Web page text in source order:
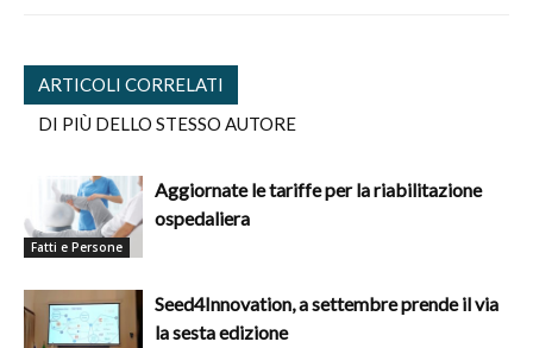
ARTICOLI CORRELATI
DI PIÙ DELLO STESSO AUTORE
Fatti e Persone
Aggiornate le tariffe per la riabilitazione
ospedaliera
Seed4Innovation, a settembre prende il via
la sesta edizione